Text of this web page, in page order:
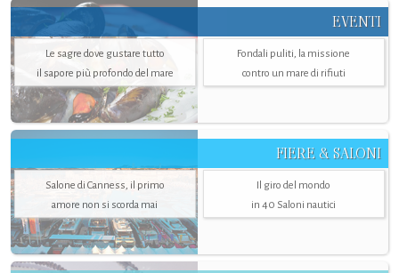
EVENTI
Le sagre dove gustare tutto
il sapore più profondo del mare
Fondali puliti, la missione
contro un mare di rifiuti
FIERE & SALONI
Salone di Canness, il primo
amore non si scorda mai
Il giro del mondo
in 40 Saloni nautici